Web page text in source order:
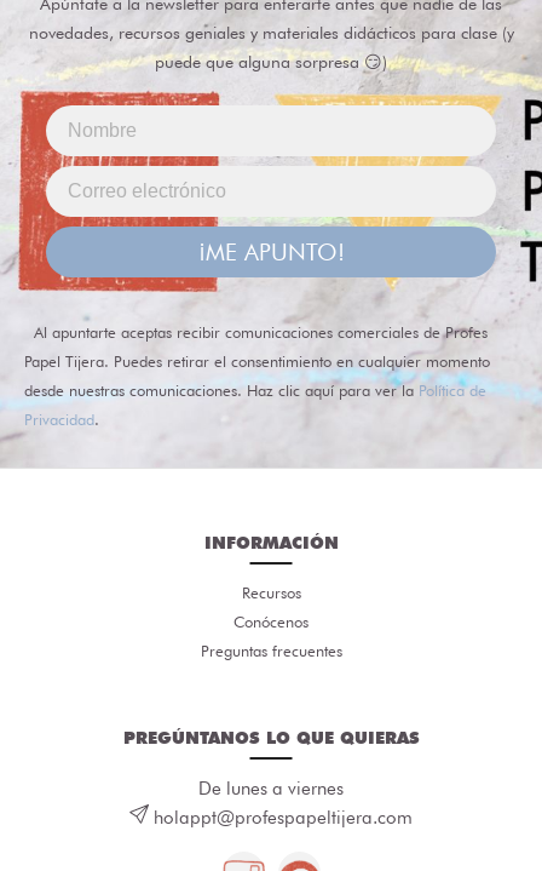
novedades, recursos geniales y materiales didácticos para clase (y
puede que alguna sorpresa 😏)
¡ME APUNTO!
Al apuntarte aceptas recibir comunicaciones comerciales de Profes
Papel Tijera. Puedes retirar el consentimiento en cualquier momento
desde nuestras comunicaciones. Haz clic aquí para ver la Política de
Privacidad.
INFORMACIÓN
Recursos
Conócenos
Preguntas frecuentes
PREGÚNTANOS LO QUE QUIERAS
De lunes a viernes
holappt@profespapeltijera.com